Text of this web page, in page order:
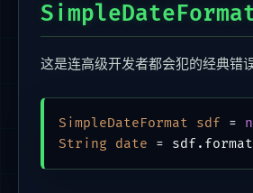
这是连高级开发者都会犯的经典错误
SimpleDateFormat sdf =
String
date =